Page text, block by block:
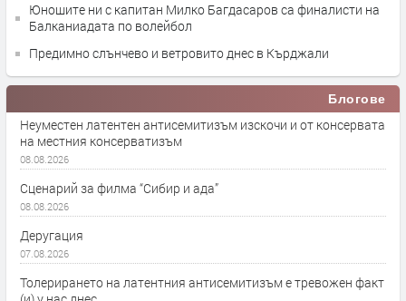
Юношите ни с капитан Милко Багдасаров са финалисти на
Балканиадата по волейбол
Предимно слънчево и ветровито днес в Кърджали
Блогове
Неуместен латентен антисемитизъм изскочи и от консервата
на местния консерватизъм
08.08.2026
Сценарий за филма “Сибир и ада”
08.08.2026
Деругация
07.08.2026
Толерирането на латентния антисемитизъм е тревожен факт